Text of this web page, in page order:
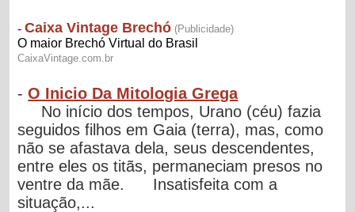
-O Inicio Da Mitologia Grega
No início dos tempos, Urano (céu) fazia
seguidos filhos em Gaia (terra), mas, como
não se afastava dela, seus descendentes,
entre eles os titãs, permaneciam presos no
ventre da mãe. Insatisfeita com a
situação,...